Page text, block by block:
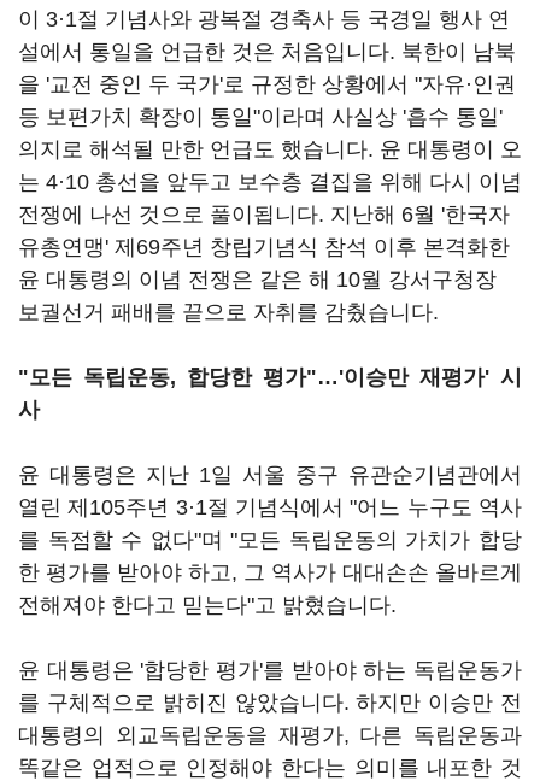
이 3·1절 기념사와 광복절 경축사 등 국경일 행사 연
설에서 통일을 언급한 것은 처음입니다. 북한이 남북
을 '교전 중인 두 국가'로 규정한 상황에서 "자유·인권
등 보편가치 확장이 통일"이라며 사실상 '흡수 통일'
의지로 해석될 만한 언급도 했습니다. 윤 대통령이 오
는 4·10 총선을 앞두고 보수층 결집을 위해 다시 이념
전쟁에 나선 것으로 풀이됩니다. 지난해 6월 '한국자
유총연맹' 제69주년 창립기념식 참석 이후 본격화한
윤 대통령의 이념 전쟁은 같은 해 10월 강서구청장
보궐선거 패배를 끝으로 자취를 감췄습니다.
"모든 독립운동, 합당한 평가"…'이승만 재평가' 시
사
윤 대통령은 지난 1일 서울 중구 유관순기념관에서
열린 제105주년 3·1절 기념식에서 "어느 누구도 역사
를 독점할 수 없다"며 "모든 독립운동의 가치가 합당
한 평가를 받아야 하고, 그 역사가 대대손손 올바르게
전해져야 한다고 믿는다"고 밝혔습니다.
윤 대통령은 '합당한 평가'를 받아야 하는 독립운동가
를 구체적으로 밝히진 않았습니다. 하지만 이승만 전
대통령의 외교독립운동을 재평가, 다른 독립운동과
똑같은 업적으로 인정해야 한다는 의미를 내포한 것